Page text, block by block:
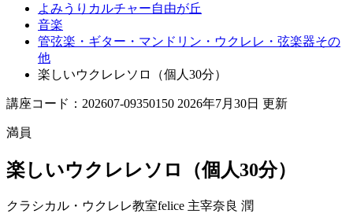
よみうりカルチャー自由が丘
音楽
管弦楽・ギター・マンドリン・ウクレレ・弦楽器その
他
楽しいウクレレソロ（個人30分）
講座コード：202607-09350150 2026年7月30日 更新
満員
楽しいウクレレソロ（個人30分）
クラシカル・ウクレレ教室felice 主宰奈良 潤